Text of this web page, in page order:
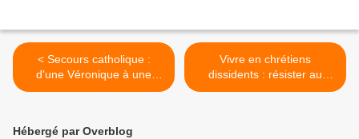
< Secours catholique :
d'une Véronique à une
autre
Vivre en chrétiens
dissidents : résister au
mensonge - N°403 >
Hébergé par Overblog